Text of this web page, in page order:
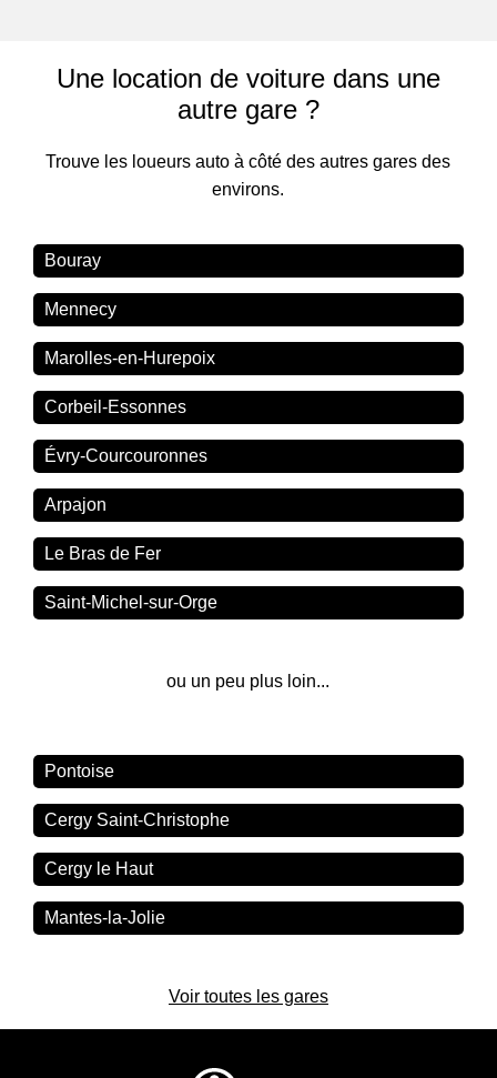
Une location de voiture dans une
autre gare ?
Trouve les loueurs auto à côté des autres gares des
environs.
Bouray
Mennecy
Marolles-en-Hurepoix
Corbeil-Essonnes
Évry-Courcouronnes
Arpajon
Le Bras de Fer
Saint-Michel-sur-Orge
ou un peu plus loin...
Pontoise
Cergy Saint-Christophe
Cergy le Haut
Mantes-la-Jolie
Voir toutes les gares